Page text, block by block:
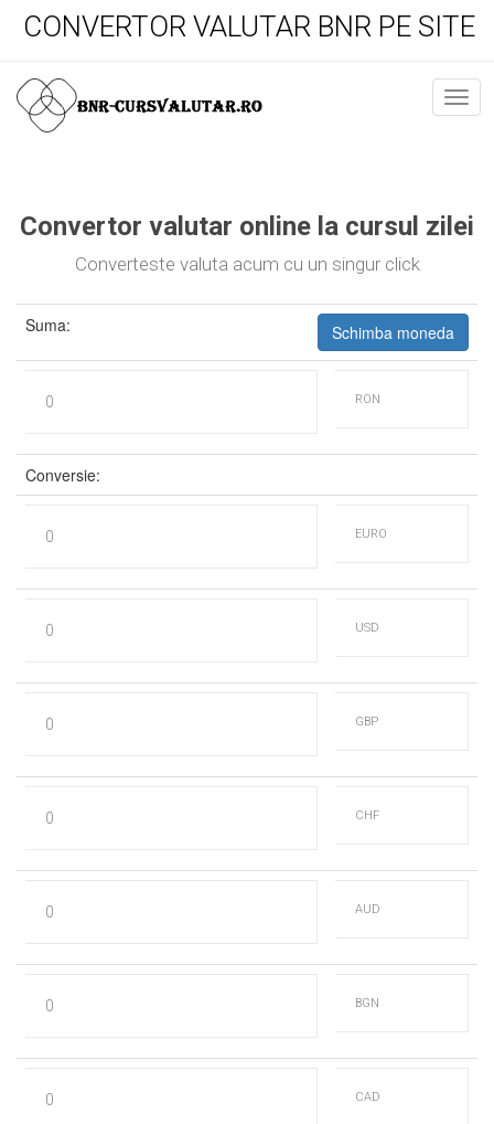
CONVERTOR VALUTAR BNR PE SITE
Convertor valutar online la cursul zilei
Converteste valuta acum cu un singur click
Suma: Schimba moneda
Conversie: